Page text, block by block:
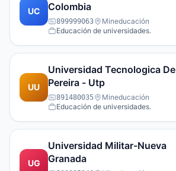
UC
Colombia
899999063
Mineducación
Educación de universidades.
UU
Universidad Tecnologica De
Pereira - Utp
891480035
Mineducación
Educación de universidades.
UG
Universidad Militar-Nueva
Granada